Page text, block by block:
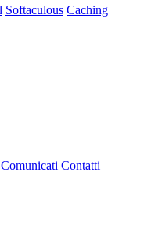
Softaculous Caching
Comunicati Contatti